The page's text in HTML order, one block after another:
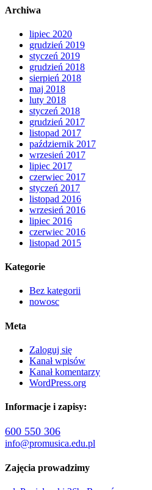
Archiwa
lipiec 2020
grudzień 2019
styczeń 2019
grudzień 2018
sierpień 2018
maj 2018
luty 2018
styczeń 2018
grudzień 2017
listopad 2017
październik 2017
wrzesień 2017
lipiec 2017
czerwiec 2017
styczeń 2017
listopad 2016
wrzesień 2016
lipiec 2016
czerwiec 2016
listopad 2015
Kategorie
Bez kategorii
nowosc
Meta
Zaloguj się
Kanał wpisów
Kanał komentarzy
WordPress.org
Informacje i zapisy:
600 550 306
info@promusica.edu.pl
Zajęcia prowadzimy